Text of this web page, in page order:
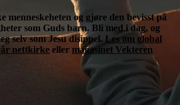
menneskeheten og gjøre den bevisst på
som Guds barn. Bli med i dag, og
selv som Jesu disippel. Les om global
nettkirke eller magasinet Vekteren